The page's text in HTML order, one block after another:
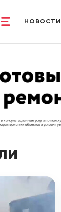
НОВОСТИ